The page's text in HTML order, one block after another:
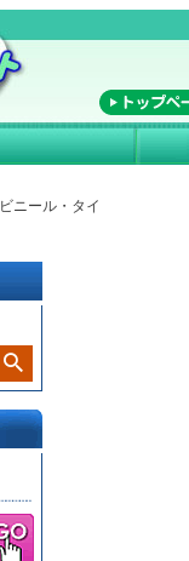
ビニール・タイ